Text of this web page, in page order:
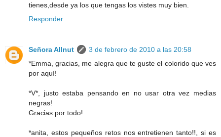
tienes,desde ya los que tengas los vistes muy bien.
Responder
Señora Allnut
3 de febrero de 2010 a las 20:58
*Emma, gracias, me alegra que te guste el colorido que ves
por aquí!
*V*, justo estaba pensando en no usar otra vez medias
negras!
Gracias por todo!
*anita, estos pequeños retos nos entretienen tanto!!, si es